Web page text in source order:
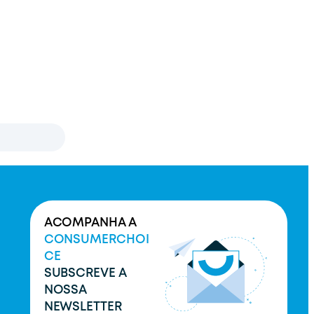
ACOMPANHA A
CONSUMERCHOI
CE
SUBSCREVE A
NOSSA
NEWSLETTER